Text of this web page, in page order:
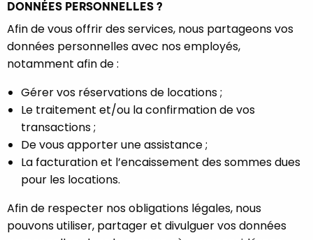
DONNÉES PERSONNELLES ?
Afin de vous offrir des services, nous partageons vos
données personnelles avec nos employés,
notamment afin de :
Gérer vos réservations de locations ;
Le traitement et/ou la confirmation de vos
transactions ;
De vous apporter une assistance ;
La facturation et l’encaissement des sommes dues
pour les locations.
Afin de respecter nos obligations légales, nous
pouvons utiliser, partager et divulguer vos données